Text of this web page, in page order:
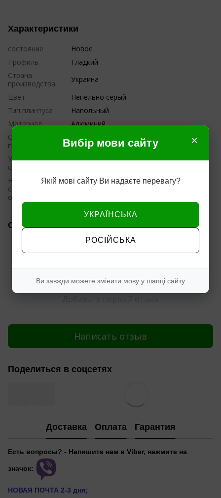
Характеристики
состояние
Новое
Профиль
Гладкий
Страна
производства
Украина
Цвет
Пепельно серый
Тип плинтуса
Напольный
Материал
Алюминий
Страна
производитель
Украина
Устойчивость к
свету
Нет
На
самоклеящейся
основе
Отзывы
Написать отзыв
Поделиться в соцсетях
Доставка Оплата Гарантия
Есть вопросы? - Напишите нам в Viber, нажмите на
значок:
НОВАЯ ПОЧТА 2-3 дня;
Вибір мови сайту ×
Якій мові сайту Ви надаєте перевагу?
УКРАЇНСЬКА
РОСІЙСЬКА
Ви завжди можете змінити мову у шапці сайту